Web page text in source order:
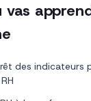
vas
des indicateurs